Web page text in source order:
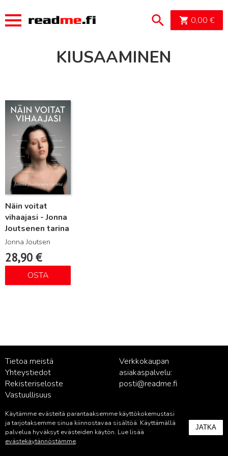
0,00 €
KIUSAAMINEN
Näin voitat
vihaajasi - Jonna
Joutsenen tarina
Jonna Joutsen
28,90 €
OSTA
Lue lisää
Tietoa meistä
Yhteystiedot
Rekisteriseloste
Vastuullisuus
Verkkokaupan
asiakaspalvelu:
posti@readme.fi
Kustantamon asiakaspalvelu:
palvelu@readme.fi
Käytämme evästeitä parantaaksemme käyttökokemustasi
ja tarjotaksemme sinua kiinnostavaa sisältöä. Käyttämällä
palvelua hyväksyt evästeiden käytön. Lue lisää
evästekäytännöstämme.
JATKA